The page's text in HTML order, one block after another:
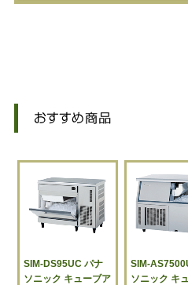
SIM-DS95UC パナ
ソニック キューブア
SIM-
ソニック キ